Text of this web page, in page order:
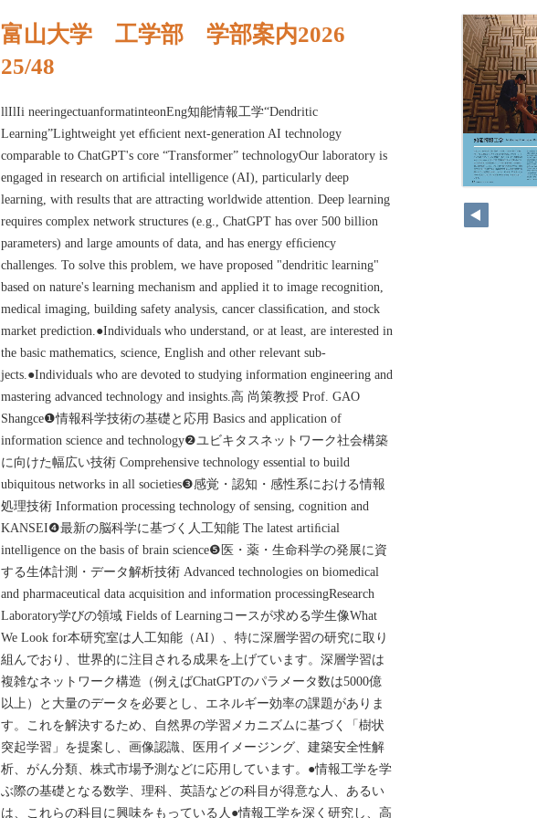
富山大学 工学部 学部案内2026
25/48
llIlIi neeringectuanformatinteonEng知能情報工学“Dendritic
Learning”Lightweight yet efﬁcient next-generation AI technology
comparable to ChatGPT's core “Transformer” technologyOur laboratory is
engaged in research on artiﬁcial intelligence (AI), particularly deep
learning, with results that are attracting worldwide attention. Deep learning
requires complex network structures (e.g., ChatGPT has over 500 billion
parameters) and large amounts of data, and has energy efﬁciency
challenges. To solve this problem, we have proposed "dendritic learning"
based on nature's learning mechanism and applied it to image recognition,
medical imaging, building safety analysis, cancer classiﬁcation, and stock
market prediction.●Individuals who understand, or at least, are interested in
the basic mathematics, science, English and other relevant sub-
jects.●Individuals who are devoted to studying information engineering and
mastering advanced technology and insights.高 尚策教授 Prof. GAO
Shangce❶情報科学技術の基礎と応用 Basics and application of
information science and technology❷ユビキタスネットワーク社会構築
に向けた幅広い技術 Comprehensive technology essential to build
ubiquitous networks in all societies❸感覚・認知・感性系における情報
処理技術 Information processing technology of sensing, cognition and
KANSEI❹最新の脳科学に基づく人工知能 The latest artiﬁcial
intelligence on the basis of brain science❺医・薬・生命科学の発展に資
する生体計測・データ解析技術 Advanced technologies on biomedical
and pharmaceutical data acquisition and information processingResearch
Laboratory学びの領域 Fields of Learningコースが求める学生像What
We Look for本研究室は人工知能（AI）、特に深層学習の研究に取り
組んでおり、世界的に注目される成果を上げています。深層学習は
複雑なネットワーク構造（例えばChatGPTのパラメータ数は5000億
以上）と大量のデータを必要とし、エネルギー効率の課題がありま
す。これを解決するため、自然界の学習メカニズムに基づく「樹状
突起学習」を提案し、画像認識、医用イメージング、建築安全性解
析、がん分類、株式市場予測などに応用しています。●情報工学を学
ぶ際の基礎となる数学、理科、英語などの科目が得意な人、あるい
は、これらの科目に興味をもっている人●情報工学を深く研究し、高